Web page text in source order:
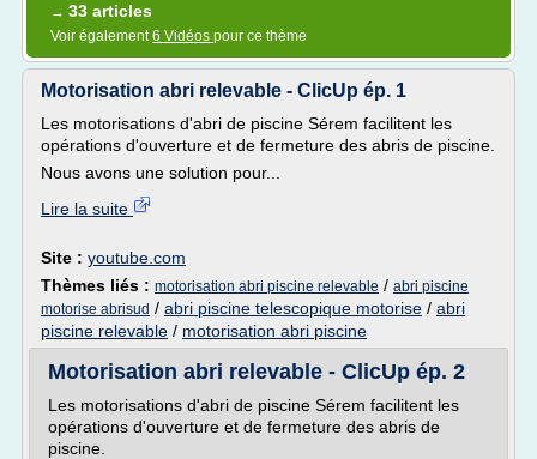
→ 33 articles
Voir également6 Vidéos pour ce thème
Motorisation abri relevable - ClicUp ép. 1
Les motorisations d'abri de piscine Sérem facilitent les
opérations d'ouverture et de fermeture des abris de piscine.
Nous avons une solution pour...
Lire la suite
Site : youtube.com
Thèmes liés : motorisation abri piscine relevable / abri piscine
motorise abrisud / abri piscine telescopique motorise / abri
piscine relevable / motorisation abri piscine
Motorisation abri relevable - ClicUp ép. 2
Les motorisations d'abri de piscine Sérem facilitent les
opérations d'ouverture et de fermeture des abris de
piscine.